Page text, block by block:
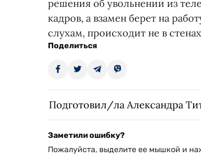
решения об увольнении из
кадров, а взамен берет на
слухам, происходит не в
Поделиться
Подготовил/ла Александра
Заметили ошибку?
Пожалуйста, выделите ее мышкой и